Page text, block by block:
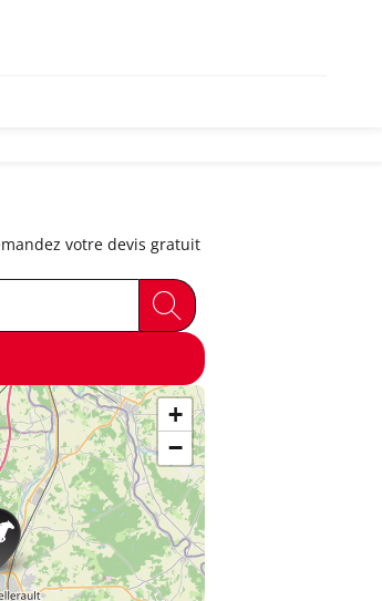
votre devis gratuit
+
−